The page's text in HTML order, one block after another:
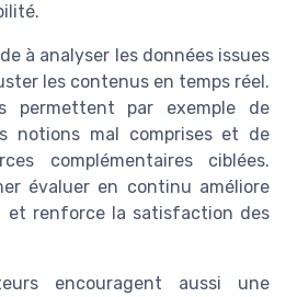
à analyser les données issues
les contenus en temps réel.
permettent par exemple de
notions mal comprises et de
complémentaires ciblées.
évaluer en continu améliore
et renforce la satisfaction des
encouragent aussi une